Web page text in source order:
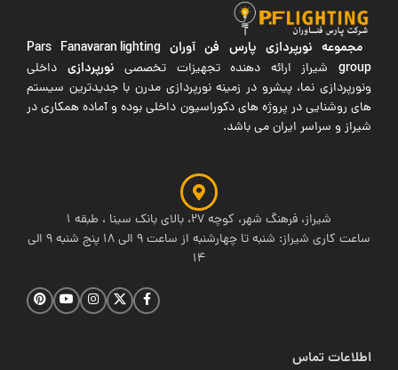
مجموعه نورپردازی پارس فن آوران Pars Fanavaran lighting
groupشیراز ارائه دهنده تجهیزات تخصصی نورپردازی داخلی
ونورپردازی نما، پیشرو در زمینه نورپردازی مدرن با جدیدترین سیستم
های روشنایی در پروژه های دکوراسیون داخلی بوده و آماده همکاری در
شیراز و سراسر ایران می باشد.
شیراز، فرهنگ شهر، کوچه 27، بالای بانک سینا ، طبقه 1
ساعت کاری شیراز: شنبه تا چهارشنبه از ساعت 9 الی 18 پنج شنبه 9 الی
14
اطلاعات تماس